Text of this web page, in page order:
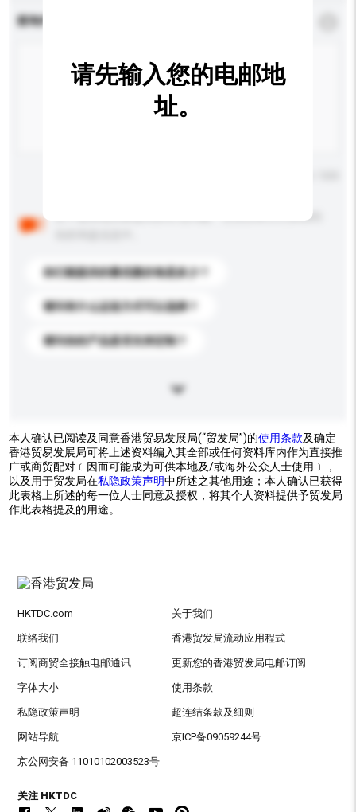
查询内容
以下是其他买家提出的常见问题。点击以将它们添加到
你们能提供的最优惠价格是多少？
请问有什么运送方式可以选择？
请问你的产品是否支持定制？
请先输入您的电邮地
址。
本人确认已阅读及同意香港贸易发展局(“贸发局”)的使用条款及确定
香港贸易发展局可将上述资料编入其全部或任何资料库内作为直接推
广或商贸配对﹝因而可能成为可供本地及/或海外公众人士使用﹞，
以及用于贸发局在私隐政策声明中所述之其他用途；本人确认已获得
此表格上所述的每一位人士同意及授权，将其个人资料提供予贸发局
作此表格提及的用途。
HKTDC.com 关于我们
联络我们 香港贸发局流动应用程式
订阅商贸全接触电邮通讯 更新您的香港贸发局电邮订阅
字体大小 使用条款
私隐政策声明 超连结条款及细则
网站导航 京ICP备09059244号
京公网安备 11010102003523号
关注 HKTDC